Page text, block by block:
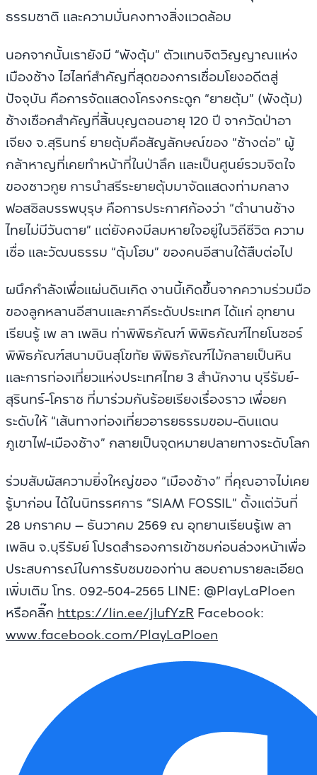
ธรรมชาติ และความมั่นคงทางสิ่งแวดล้อม
นอกจากนั้นเรายังมี “พังตุ้ม” ตัวแทนจิตวิญญาณแห่ง
เมืองช้าง ไฮไลท์สำคัญที่สุดของการเชื่อมโยงอดีตสู่
ปัจจุบัน คือการจัดแสดงโครงกระดูก “ยายตุ้ม” (พังตุ้ม)
ช้างเชือกสำคัญที่สิ้นบุญตอนอายุ 120 ปี จากวัดป่าอา
เจียง จ.สุรินทร์ ยายตุ้มคือสัญลักษณ์ของ “ช้างต่อ” ผู้
กล้าหาญที่เคยทำหน้าที่ในป่าลึก และเป็นศูนย์รวมจิตใจ
ของชาวกูย การนำสรีระยายตุ้มมาจัดแสดงท่ามกลาง
ฟอสซิลบรรพบุรุษ คือการประกาศก้องว่า “ตำนานช้าง
ไทยไม่มีวันตาย” แต่ยังคงมีลมหายใจอยู่ในวิถีชีวิต ความ
เชื่อ และวัฒนธรรม “ตุ้มโฮม” ของคนอีสานใต้สืบต่อไป
ผนึกกำลังเพื่อแผ่นดินเกิด งานนี้เกิดขึ้นจากความร่วมมือ
ของลูกหลานอีสานและภาคีระดับประเทศ ได้แก่ อุทยาน
เรียนรู้ เพ ลา เพลิน ท่าพิพิธภัณฑ์ พิพิธภัณฑ์ไทยโนซอร์
พิพิธภัณฑ์สนามบินสุโขทัย พิพิธภัณฑ์ไม้กลายเป็นหิน
และการท่องเที่ยวแห่งประเทศไทย 3 สำนักงาน บุรีรัมย์-
สุรินทร์-โคราช ที่มาร่วมกันร้อยเรียงเรื่องราว เพื่อยก
ระดับให้ “เส้นทางท่องเที่ยวอารยธรรมขอม-ดินแดน
ภูเขาไฟ-เมืองช้าง” กลายเป็นจุดหมายปลายทางระดับโลก
ร่วมสัมผัสความยิ่งใหญ่ของ “เมืองช้าง” ที่คุณอาจไม่เคย
รู้มาก่อน ได้ในนิทรรศการ “SIAM FOSSIL” ตั้งแต่วันที่
28 มกราคม – ธันวาคม 2569 ณ อุทยานเรียนรู้เพ ลา
เพลิน จ.บุรีรัมย์ โปรดสำรองการเข้าชมก่อนล่วงหน้าเพื่อ
ประสบการณ์ในการรับชมของท่าน สอบถามรายละเอียด
เพิ่มเติม โทร. 092-504-2565 LINE: @PlayLaPloen
หรือคลิ๊ก https://lin.ee/jIufYzR Facebook:
www.facebook.com/PlayLaPloen